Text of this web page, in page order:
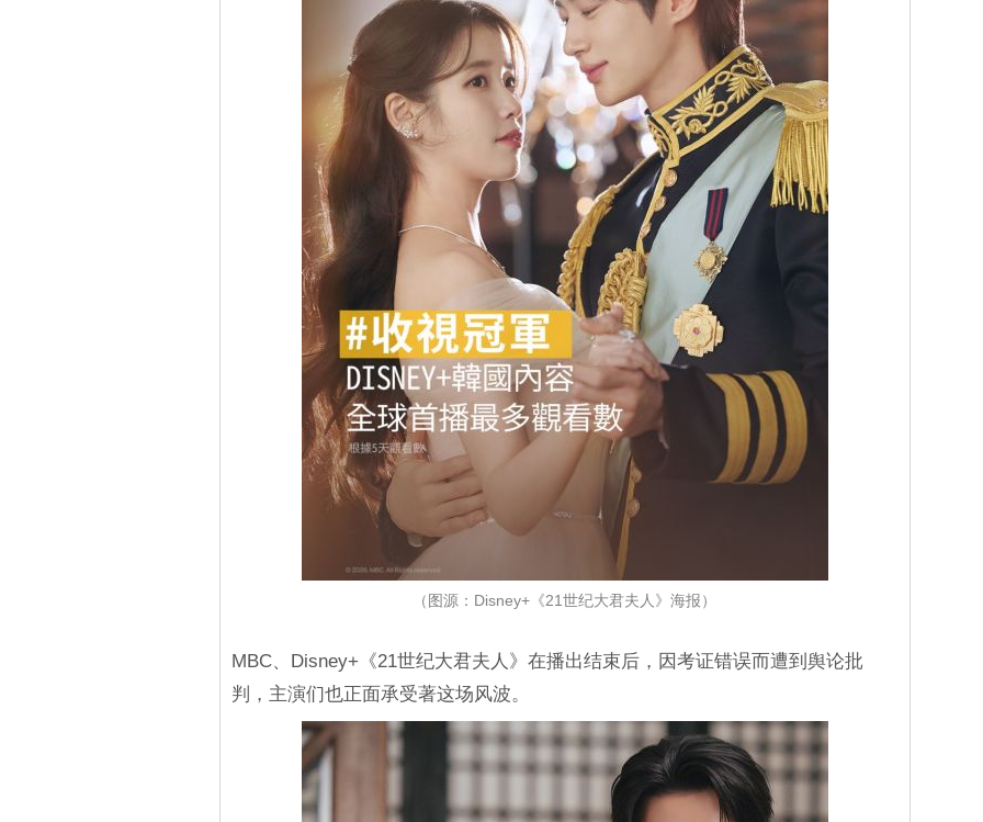
（图源：Disney+《21世纪大君夫人》海报）
MBC、Disney+《21世纪大君夫人》在播出结束后，因考证错误而遭到舆论批
判，主演们也正面承受著这场风波。